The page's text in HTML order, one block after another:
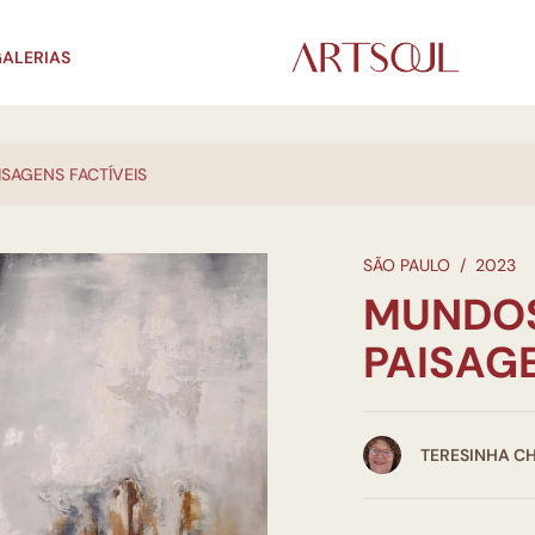
FACTÍVEIS
SÃO PAULO / 2023
TERESINHA